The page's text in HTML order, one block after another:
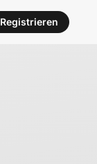
Registrieren